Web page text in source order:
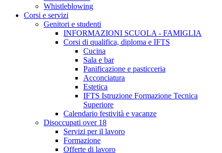
Whistleblowing
Corsi e servizi
Genitori e studenti
INFORMAZIONI SCUOLA - FAMIGLIA
Corsi di qualifica, diploma e IFTS
Cucina
Sala e bar
Panificazione e pasticceria
Acconciatura
Estetica
IFTS Istruzione Formazione Tecnica
Superiore
Calendario festività e vacanze
Disoccupati over 18
Servizi per il lavoro
Formazione
Offerte di lavoro